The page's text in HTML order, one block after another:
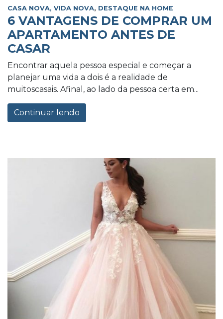
CASA NOVA, VIDA NOVA, DESTAQUE NA HOME
6 VANTAGENS DE COMPRAR UM
APARTAMENTO ANTES DE
CASAR
Encontrar aquela pessoa especial e começar a
planejar uma vida a dois é a realidade de
muitoscasais. Afinal, ao lado da pessoa certa em...
Continuar lendo